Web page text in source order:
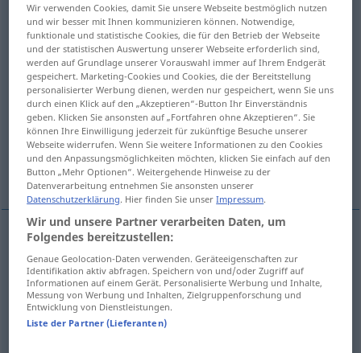
Übersicht aller Übersetzungen
(Für mehr Details die Übersetzung anklicken/antippen)
Ballaststoffe grobes Zeug, grobe Ware
Streu, Lagerstroh
Raufutter, grobe Nahrung
Ballaststoffepl roughage BIOL dietary fibre
grobesZeug, grobeWare
Wir verwenden Cookies, damit Sie unsere Webseite bestmöglich nutzen
und wir besser mit Ihnen kommunizieren können. Notwendige,
funktionale und statistische Cookies, die für den Betrieb der Webseite
und der statistischen Auswertung unserer Webseite erforderlich sind,
werden auf Grundlage unserer Vorauswahl immer auf Ihrem Endgerät
gespeichert. Marketing-Cookies und Cookies, die der Bereitstellung
personalisierter Werbung dienen, werden nur gespeichert, wenn Sie uns
durch einen Klick auf den „Akzeptieren“-Button Ihr Einverständnis
geben. Klicken Sie ansonsten auf „Fortfahren ohne Akzeptieren“. Sie
können Ihre Einwilligung jederzeit für zukünftige Besuche unserer
Webseite widerrufen. Wenn Sie weitere Informationen zu den Cookies
und den Anpassungsmöglichkeiten möchten, klicken Sie einfach auf den
Button „Mehr Optionen“. Weitergehende Hinweise zu der
Datenverarbeitung entnehmen Sie ansonsten unserer
Datenschutzerklärung. Hier finden Sie unserImpressum.
Wir und unsere Partner verarbeiten Daten, um
Folgendes bereitzustellen:
Genaue Geolocation-Daten verwenden. Geräteeigenschaften zur
Identifikation aktiv abfragen. Speichern von und/oder Zugriff auf
Informationen auf einem Gerät. Personalisierte Werbung und Inhalte,
Messung von Werbung und Inhalten, Zielgruppenforschung und
Entwicklung von Dienstleistungen.
Liste der Partner (Lieferanten)